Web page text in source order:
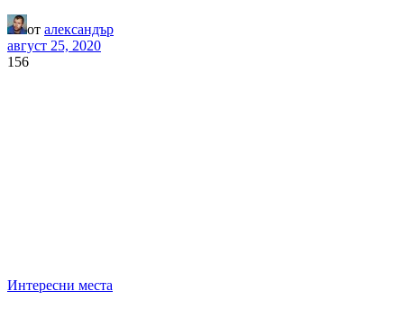
от александър
август 25, 2020
156
Интересни места